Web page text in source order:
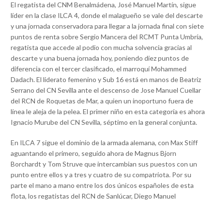
El regatista del CNM Benalmádena, José Manuel Martín, sigue
líder en la clase ILCA 4, donde el malagueño se vale del descarte
y una jornada conservadora para llegar a la jornada final con siete
puntos de renta sobre Sergio Mancera del RCMT Punta Umbría,
regatista que accede al podio con mucha solvencia gracias al
descarte y una buena jornada hoy, poniendo diez puntos de
diferencia con el tercer clasificado, el marroquí Mohammed
Dadach. El liderato femenino y Sub 16 está en manos de Beatriz
Serrano del CN Sevilla ante el descenso de Jose Manuel Cuellar
del RCN de Roquetas de Mar, a quien un inoportuno fuera de
línea le aleja de la pelea. El primer niño en esta categoría es ahora
Ignacio Murube del CN Sevilla, séptimo en la general conjunta.
En ILCA 7 sigue el dominio de la armada alemana, con Max Stiff
aguantando el primero, seguido ahora de Magnus Bjorn
Borchardt y Tom Struve que intercambian sus puestos con un
punto entre ellos y a tres y cuatro de su compatriota. Por su
parte el mano a mano entre los dos únicos españoles de esta
flota, los regatistas del RCN de Sanlúcar, Diego Manuel